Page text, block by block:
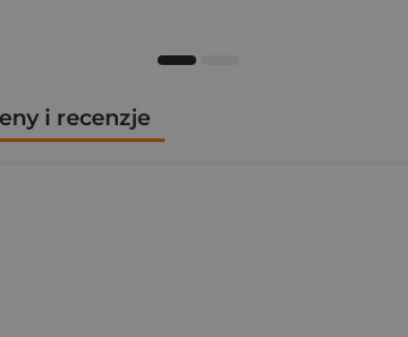
i recenzje